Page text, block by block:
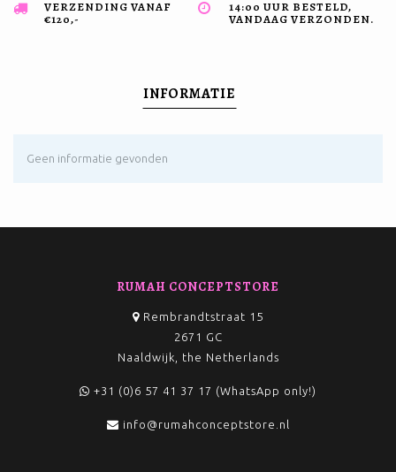
VERZENDING VANAF
€120,-
14:00 UUR BESTELD,
VANDAAG VERZONDEN.
INFORMATIE
Geen informatie gevonden
RUMAH CONCEPTSTORE
Rembrandtstraat 15
2671 GC
Naaldwijk, the Netherlands
+31 (0)6 57 41 37 17 (WhatsApp only!)
info@rumahconceptstore.nl